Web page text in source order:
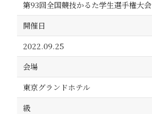
第93回全国競技かるた学生選手権大会
開催日
2022.09.25
会場
東京グランドホテル
級